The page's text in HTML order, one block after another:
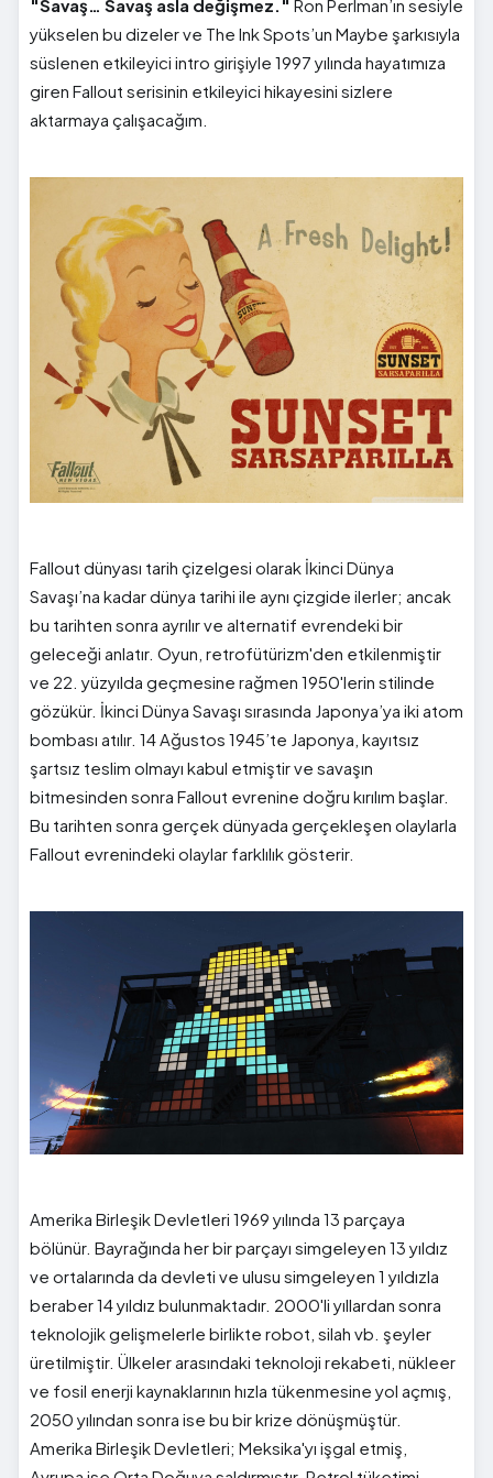
"Savaş… Savaş asla değişmez." Ron Perlman’ın sesiyle
yükselen bu dizeler ve The Ink Spots’un Maybe şarkısıyla
süslenen etkileyici intro girişiyle 1997 yılında hayatımıza
giren Fallout serisinin etkileyici hikayesini sizlere
aktarmaya çalışacağım.
Fallout dünyası tarih çizelgesi olarak İkinci Dünya
Savaşı’na kadar dünya tarihi ile aynı çizgide ilerler; ancak
bu tarihten sonra ayrılır ve alternatif evrendeki bir
geleceği anlatır. Oyun, retrofütürizm'den etkilenmiştir
ve 22. yüzyılda geçmesine rağmen 1950'lerin stilinde
gözükür. İkinci Dünya Savaşı sırasında Japonya’ya iki atom
bombası atılır. 14 Ağustos 1945’te Japonya, kayıtsız
şartsız teslim olmayı kabul etmiştir ve savaşın
bitmesinden sonra Fallout evrenine doğru kırılım başlar.
Bu tarihten sonra gerçek dünyada gerçekleşen olaylarla
Fallout evrenindeki olaylar farklılık gösterir.
Amerika Birleşik Devletleri 1969 yılında 13 parçaya
bölünür. Bayrağında her bir parçayı simgeleyen 13 yıldız
ve ortalarında da devleti ve ulusu simgeleyen 1 yıldızla
beraber 14 yıldız bulunmaktadır. 2000'li yıllardan sonra
teknolojik gelişmelerle birlikte robot, silah vb. şeyler
üretilmiştir. Ülkeler arasındaki teknoloji rekabeti, nükleer
ve fosil enerji kaynaklarının hızla tükenmesine yol açmış,
2050 yılından sonra ise bu bir krize dönüşmüştür.
Amerika Birleşik Devletleri; Meksika'yı işgal etmiş,